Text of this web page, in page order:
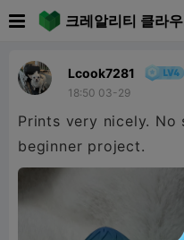
크레알리티 클라
Lcook7281
18:50 03-29
Prints very nicely. No
beginner project.